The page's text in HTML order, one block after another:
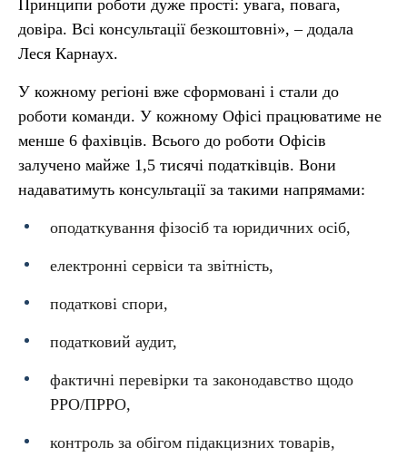
Принципи роботи дуже прості: увага, повага,
довіра. Всі консультації безкоштовні», – додала
Леся Карнаух.
У кожному регіоні вже сформовані і стали до
роботи команди. У кожному Офісі працюватиме не
менше 6 фахівців. Всього до роботи Офісів
залучено майже 1,5 тисячі податківців. Вони
надаватимуть консультації за такими напрямами:
оподаткування фізосіб та юридичних осіб,
електронні сервіси та звітність,
податкові спори,
податковий аудит,
фактичні перевірки та законодавство щодо
РРО/ПРРО,
контроль за обігом підакцизних товарів,